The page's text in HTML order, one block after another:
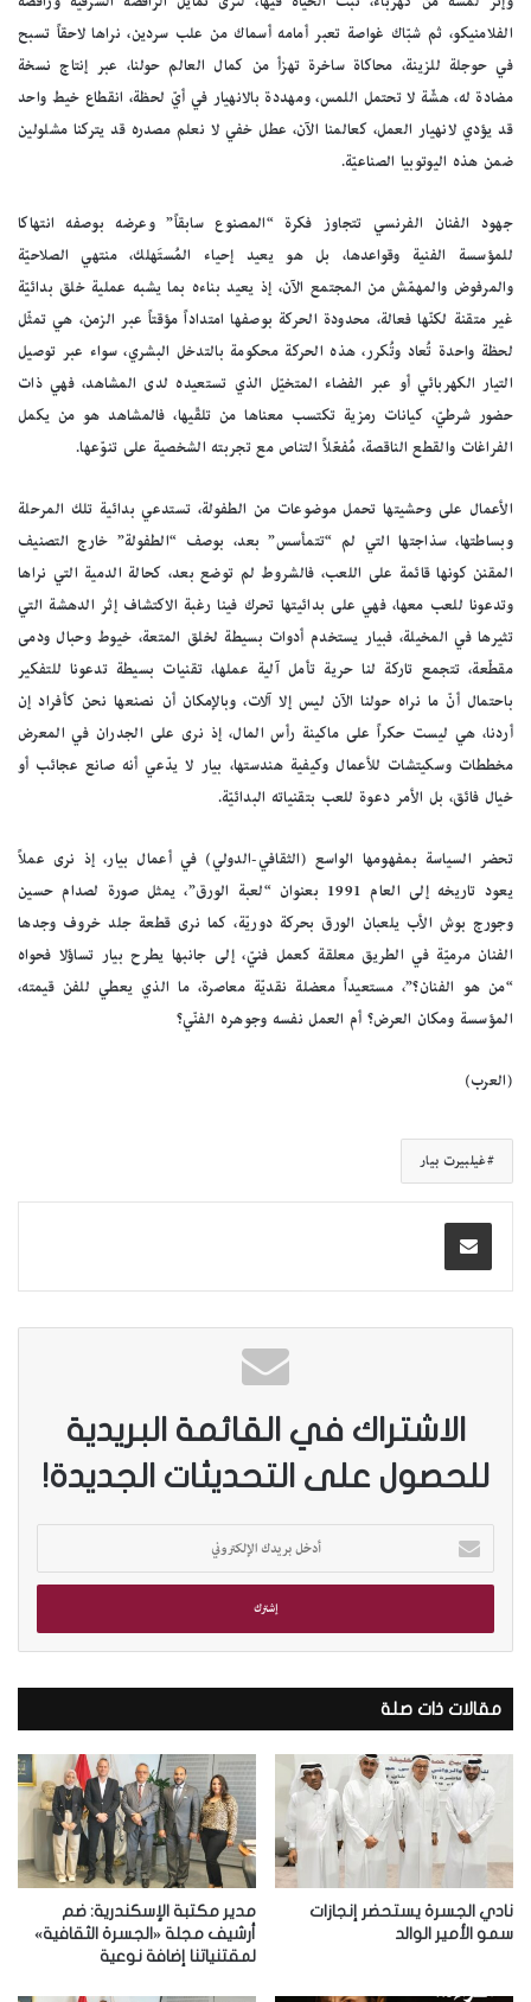
الفلامنيكو، ثم شبّاك غواصة تعبر أمامه أسماك من علب سردين، نراها لاحقاً تسبح
في حوجلة للزينة، محاكاة ساخرة تهزأ من كمال العالم حولنا، عبر إنتاج نسخة
مضادة له، هشّة لا تحتمل اللمس، ومهددة بالانهيار في أيّ لحظة، انقطاع خيط واحد
قد يؤدي لانهيار العمل، كعالمنا الآن، عطل خفي لا نعلم مصدره قد يتركنا مشلولين
ضمن هذه اليوتوبيا الصناعيّة.
جهود الفنان الفرنسي تتجاوز فكرة “المصنوع سابقاً” وعرضه بوصفه انتهاكا
للمؤسسة الفنية وقواعدها، بل هو يعيد إحياء المُستَهلك، منتهي الصلاحيّة
والمرفوض والمهمّش من المجتمع الآن، إذ يعيد بناءه بما يشبه عملية خلق بدائيّة
غير متقنة لكنّها فعالة، محدودة الحركة بوصفها امتداداً مؤقتاً عبر الزمن، هي تمثّل
لحظة واحدة تُعاد وتُكرر، هذه الحركة محكومة بالتدخل البشري، سواء عبر توصيل
التيار الكهربائي أو عبر الفضاء المتخيّل الذي تستعيده لدى المشاهد، فهي ذات
حضور شرطيّ، كيانات رمزية تكتسب معناها من تلقّيها، فالمشاهد هو من يكمل
الفراغات والقطع الناقصة، مُفعّلاً التناص مع تجربته الشخصية على تنوّعها.
الأعمال على وحشيتها تحمل موضوعات من الطفولة، تستدعي بدائية تلك المرحلة
وبساطتها، سذاجتها التي لم “تتمأسس” بعد، بوصف “الطفولة” خارج التصنيف
المقنن كونها قائمة على اللعب، فالشروط لم توضع بعد، كحالة الدمية التي نراها
وتدعونا للعب معها، فهي على بدائيتها تحرك فينا رغبة الاكتشاف إثر الدهشة التي
تثيرها في المخيلة، فبيار يستخدم أدوات بسيطة لخلق المتعة، خيوط وحبال ودمى
مقطّعة، تتجمع تاركة لنا حرية تأمل آلية عملها، تقنيات بسيطة تدعونا للتفكير
باحتمال أنّ ما نراه حولنا الآن ليس إلا آلات، وبالإمكان أن نصنعها نحن كأفراد إن
أردنا، هي ليست حكراً على ماكينة رأس المال، إذ نرى على الجدران في المعرض
مخططات وسكيتشات للأعمال وكيفية هندستها، بيار لا يدّعي أنه صانع عجائب أو
خيال فائق، بل الأمر دعوة للعب بتقنياته البدائيّة.
تحضر السياسة بمفهومها الواسع (الثقافي-الدولي) في أعمال بيار، إذ نرى عملاً
يعود تاريخه إلى العام 1991 بعنوان “لعبة الورق”، يمثل صورة لصدام حسين
وجورج بوش الأب يلعبان الورق بحركة دوريّة، كما نرى قطعة جلد خروف وجدها
الفنان مرميّة في الطريق معلقة كعمل فنيّ، إلى جانبها يطرح بيار تساؤلا فحواه
“من هو الفنان؟”، مستعيداً معضلة نقديّة معاصرة، ما الذي يعطي للفن قيمته،
المؤسسة ومكان العرض؟ أم العمل نفسه وجوهره الفنّي؟
(العرب)
غيلبيرت بيار
الاشتراك في القائمة البريدية
للحصول على التحديثات الجديدة!
خ
ب
ي
د
ك
ا
ل
إ
ك
ت
ر
و
مقالات ذات صلة
نادي الجسرة يستحضر إنجازات
سمو الأمير الوالد
مدير مكتبة الإسكندرية: ضم
أرشيف مجلة «الجسرة الثقافية»
لمقتنياتنا إضافة نوعية